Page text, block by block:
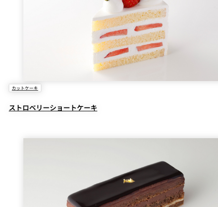
カットケーキ
ストロベリーショートケーキ